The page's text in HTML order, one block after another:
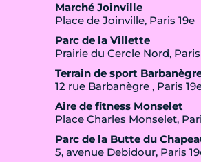
Marché Joinville
Place de Joinville, Paris 19e
Parc de la Villette
Prairie du Cercle Nord, Paris
Terrain de sport
12 rue Barbanègre , Paris
Aire de fitness Monselet
Place Charles Monselet,
Parc de la Butte du
5, avenue Debidour, Paris